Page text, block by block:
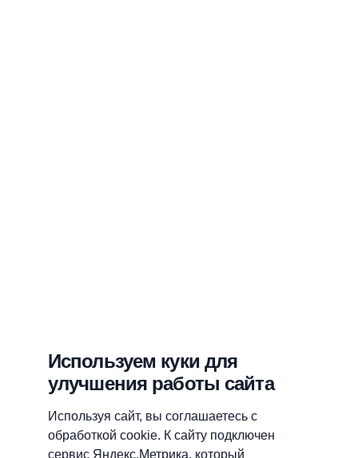
Используем куки для
улучшения работы сайта
Используя сайт, вы соглашаетесь с
обработкой cookie. К сайту подключен
сервис Яндекс.Метрика, который